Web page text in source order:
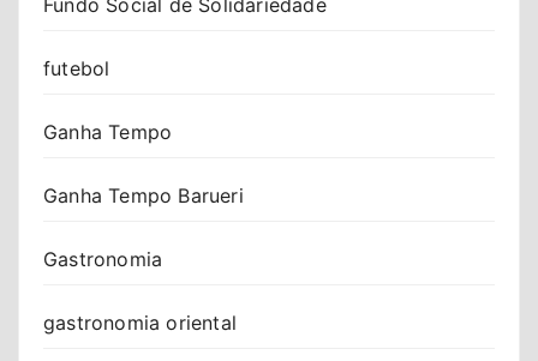
Fundo Social de Solidariedade
futebol
Ganha Tempo
Ganha Tempo Barueri
Gastronomia
gastronomia oriental